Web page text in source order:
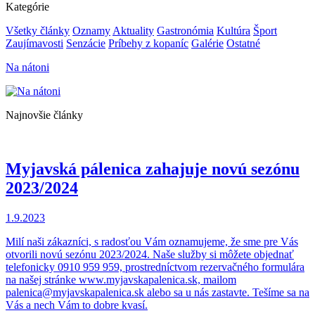
Kategórie
Všetky články Oznamy Aktuality Gastronómia Kultúra Šport
Zaujímavosti Senzácie Príbehy z kopaníc Galérie Ostatné
Na nátoni
Najnovšie články
Myjavská pálenica zahajuje novú sezónu
2023/2024
1.9.2023
Milí naši zákazníci, s radosťou Vám oznamujeme, že sme pre Vás
otvorili novú sezónu 2023/2024. Naše služby si môžete objednať
telefonicky 0910 959 959, prostredníctvom rezervačného formulára
na našej stránke www.myjavskapalenica.sk, mailom
palenica@myjavskapalenica.sk alebo sa u nás zastavte. Tešíme sa na
Vás a nech Vám to dobre kvasí.